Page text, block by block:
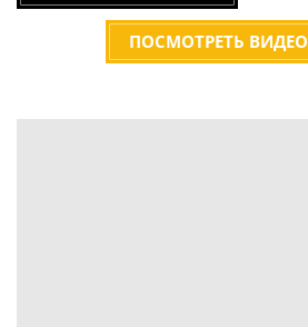
ПОСМОТРЕТЬ ВИДЕО